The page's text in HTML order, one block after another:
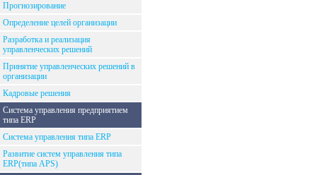
Прогнозирование
Определение целей организации
Разработка и реализация
управленческих решений
Принятие управленческих решений в
организации
Кадровые решения
Система управления предприятием
типа ERP
Система управления типа ERP
Развитие систем управления типа
ERP(типа APS)